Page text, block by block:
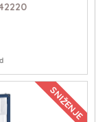
SNIŽENJE